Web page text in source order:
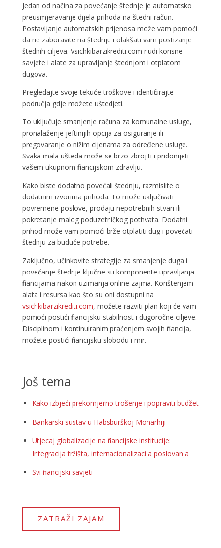
Jedan od načina za povećanje štednje je automatsko
preusmjeravanje dijela prihoda na štedni račun.
Postavljanje automatskih prijenosa može vam pomoći
da ne zaboravite na štednju i olakšati vam postizanje
štednih ciljeva. Vsichkibarzikrediti.com nudi korisne
savjete i alate za upravljanje štednjom i otplatom
dugova.
Pregledajte svoje tekuće troškove i identificirajte
područja gdje možete uštedjeti.
To uključuje smanjenje računa za komunalne usluge,
pronalaženje jeftinijih opcija za osiguranje ili
pregovaranje o nižim cijenama za određene usluge.
Svaka mala ušteda može se brzo zbrojiti i pridonijeti
vašem ukupnom financijskom zdravlju.
Kako biste dodatno povećali štednju, razmislite o
dodatnim izvorima prihoda. To može uključivati
povremene poslove, prodaju nepotrebnih stvari ili
pokretanje malog poduzetničkog pothvata. Dodatni
prihod može vam pomoći brže otplatiti dug i povećati
štednju za buduće potrebe.
Zaključno, učinkovite strategije za smanjenje duga i
povećanje štednje ključne su komponente upravljanja
financijama nakon uzimanja online zajma. Korištenjem
alata i resursa kao što su oni dostupni na
vsichkibarzikrediti.com, možete razviti plan koji će vam
pomoći postići financijsku stabilnost i dugoročne ciljeve.
Disciplinom i kontinuiranim praćenjem svojih financija,
možete postići financijsku slobodu i mir.
Još tema
Kako izbjeći prekomjerno trošenje i popraviti budžet
Bankarski sustav u Habsburškoj Monarhiji
Utjecaj globalizacije na financijske institucije:
Integracija tržišta, internacionalizacija poslovanja
Svi financijski savjeti
ZATRAŽI ZAJAM